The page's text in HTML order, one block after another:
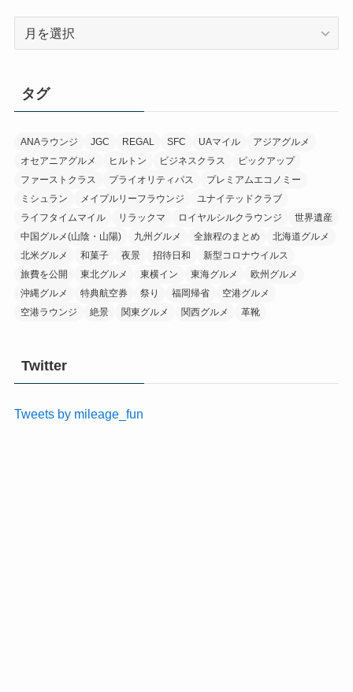
ブ
タグ
ANAラウンジ JGC REGAL SFC UAマイル
アジアグルメ
オセアニアグルメ
ヒルトン ビジネスクラス
ピックアップ
ファーストクラス
プライオリティパス
プレミアムエコノミー
ミシュラン
メイプルリーフラウンジ
ユナイテッドクラブ
ライフタイムマイル
リラックマ ロイヤルシルクラウンジ
世界遺産
中国グルメ(山陰・山陽)
九州グルメ 全旅程のまとめ
北海道グルメ
北米グルメ
和菓子 夜景 招待日和
新型コロナウイルス
旅費を公開
東北グルメ 東横イン 東海グルメ
欧州グルメ
沖縄グルメ
特典航空券 祭り 福岡帰省
空港グルメ
空港ラウンジ
絶景 関東グルメ 関西グルメ 革靴
Twitter
Tweets by mileage_fun